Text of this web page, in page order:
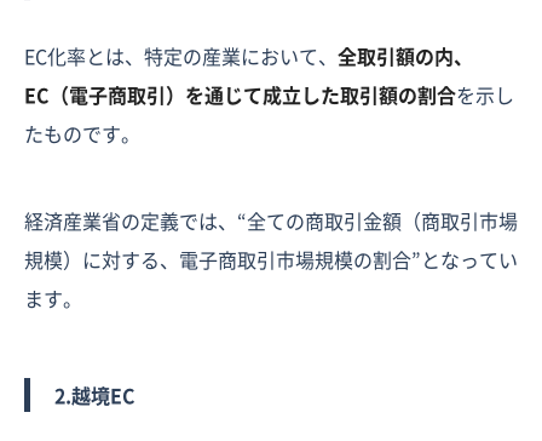
EC化率とは、特定の産業において、 全取引額の内、
EC（電子商取引）を通じて成立した取引額の割合を示し
たものです。
経済産業省の定義では、“全ての商取引金額（商取引市場
規模）に対する、電子商取引市場規模の割合”となってい
ます。
2.越境EC